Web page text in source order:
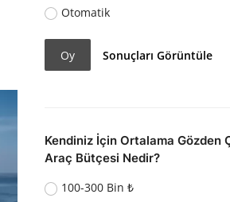
Otomatik
Oy Sonuçları Görüntüle
Kendiniz İçin Ortalama Gözden
Araç Bütçesi Nedir?
100-300 Bin ₺